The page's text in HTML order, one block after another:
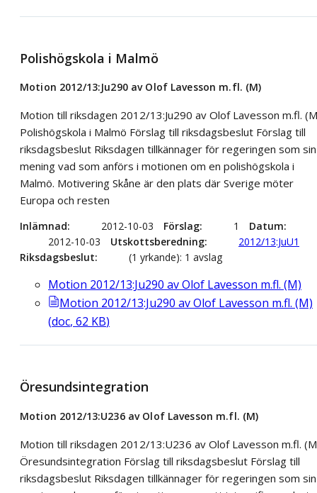
Polishögskola i Malmö
Motion 2012/13:Ju290 av Olof Lavesson m.fl. (M)
Motion till riksdagen 2012/13:Ju290 av Olof Lavesson m.fl.
Polishögskola i Malmö Förslag till riksdagsbeslut Förslag till
riksdagsbeslut Riksdagen tillkännager för regeringen som sin
mening vad som anförs i motionen om en polishögskola i
Malmö. Motivering Skåne är den plats där Sverige möter
Europa och resten
Inlämnad 2012-10-03 Förslag 1
Datum
2012-10-03
Utskottsberedning
2012/13:JuU1
Riksdagsbeslut
(1 yrkande): 1 avslag
Motion 2012/13:Ju290 av Olof Lavesson m.fl. (M)
Motion 2012/13:Ju290 av Olof Lavesson m.fl. (M)
(doc, 62 KB)
Öresundsintegration
Motion 2012/13:U236 av Olof Lavesson m.fl. (M)
Motion till riksdagen 2012/13:U236 av Olof Lavesson m.fl.
Öresundsintegration Förslag till riksdagsbeslut Förslag till
riksdagsbeslut Riksdagen tillkännager för regeringen som sin